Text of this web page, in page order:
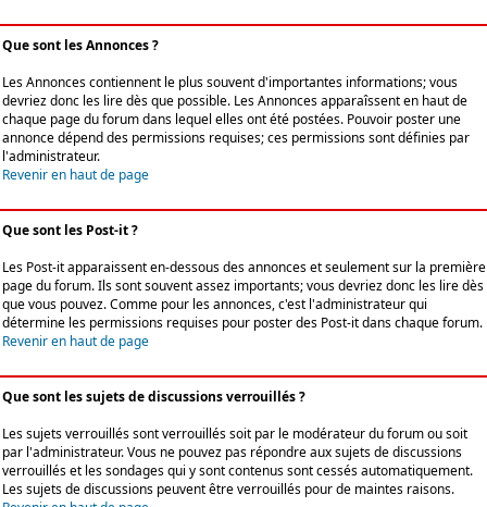
Que sont les Annonces ?
Les Annonces contiennent le plus souvent d'importantes informations; vous
devriez donc les lire dès que possible. Les Annonces apparaîssent en haut de
chaque page du forum dans lequel elles ont été postées. Pouvoir poster une
annonce dépend des permissions requises; ces permissions sont définies par
l'administrateur.
Revenir en haut de page
Que sont les Post-it ?
Les Post-it apparaissent en-dessous des annonces et seulement sur la première
page du forum. Ils sont souvent assez importants; vous devriez donc les lire dès
que vous pouvez. Comme pour les annonces, c'est l'administrateur qui
détermine les permissions requises pour poster des Post-it dans chaque forum.
Revenir en haut de page
Que sont les sujets de discussions verrouillés ?
Les sujets verrouillés sont verrouillés soit par le modérateur du forum ou soit
par l'administrateur. Vous ne pouvez pas répondre aux sujets de discussions
verrouillés et les sondages qui y sont contenus sont cessés automatiquement.
Les sujets de discussions peuvent être verrouillés pour de maintes raisons.